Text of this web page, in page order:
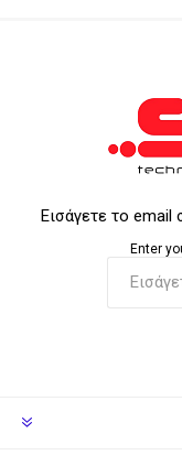
Εισάγετε το email
Enter